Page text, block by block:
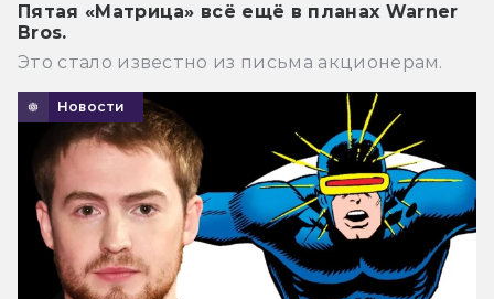
Пятая «Матрица» всё ещё в планах Warner
Bros.
Это стало известно из письма акционерам.
Новости